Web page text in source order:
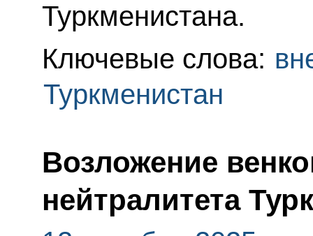
Туркменистана.
Ключевые слова:
Туркменистан
Возложение
нейтралитета